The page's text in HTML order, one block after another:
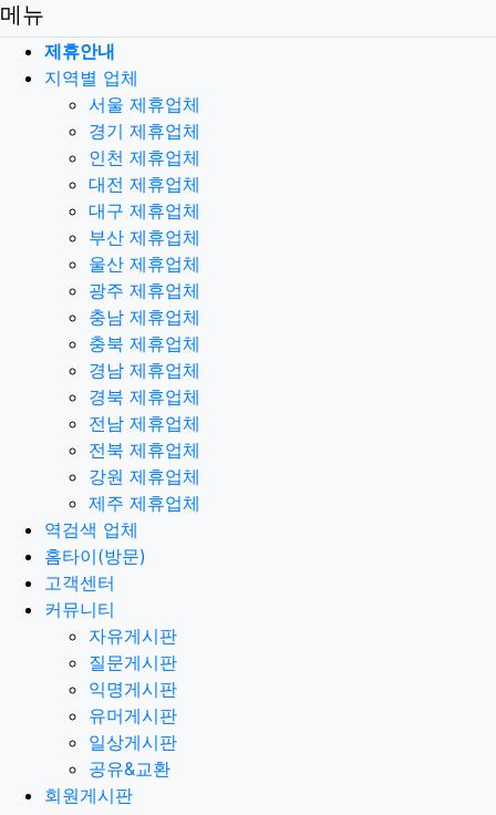
메뉴
제휴안내
지역별 업체
서울 제휴업체
경기 제휴업체
인천 제휴업체
대전 제휴업체
대구 제휴업체
부산 제휴업체
울산 제휴업체
광주 제휴업체
충남 제휴업체
충북 제휴업체
경남 제휴업체
경북 제휴업체
전남 제휴업체
전북 제휴업체
강원 제휴업체
제주 제휴업체
역검색 업체
홈타이(방문)
고객센터
커뮤니티
자유게시판
질문게시판
익명게시판
유머게시판
일상게시판
공유&교환
회원게시판